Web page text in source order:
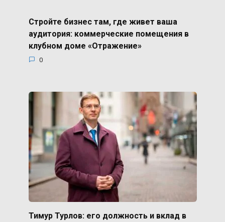
Стройте бизнес там, где живет ваша
аудитория: коммерческие помещения в
клубном доме «Отражение»
0
Тимур Турлов: его должность и вклад в